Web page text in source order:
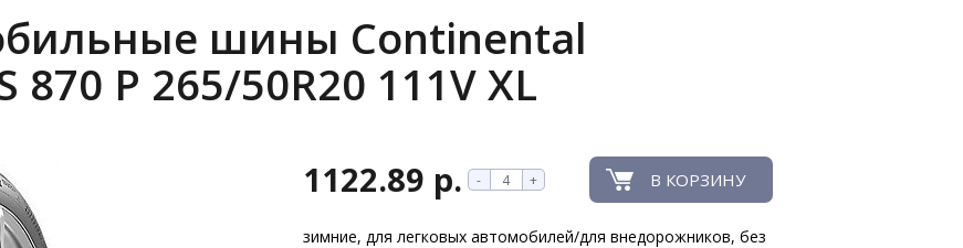
шины Continental
870 P 265/50R20 111V XL
1122.89 р. - + В КОРЗИНУ
зимние, для легковых автомобилей/для внедорожников, без